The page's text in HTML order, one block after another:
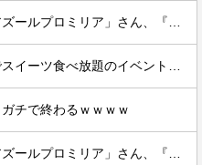
チで終わるｗｗｗｗ